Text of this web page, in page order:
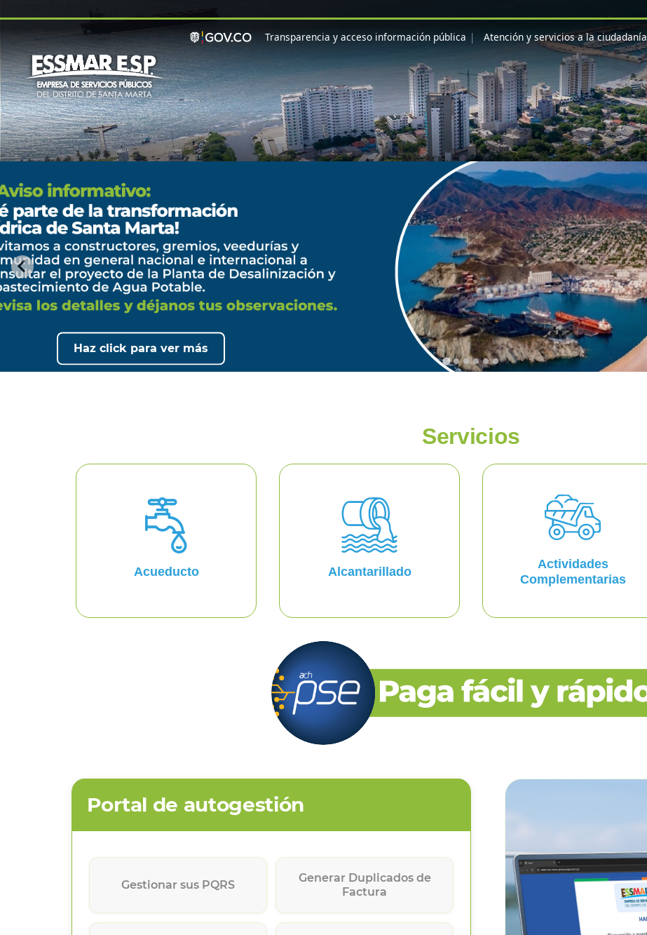
Transparencia y acceso información pública Atención y servicios a la ciudadanía
Visita nuestro módulo
de transparencia y
descubre: Información
clara sobre nuestros
servicios.
diferencia
Servicios
Acueducto Alcantarillado
Actividades
Complementarias
Portal de autogestión
Gestionar sus PQRS
Generar Duplicados de
Factura